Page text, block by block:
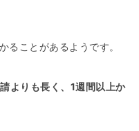
ることがあるようです。
よりも長く、1週間以上か